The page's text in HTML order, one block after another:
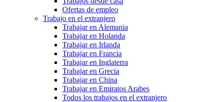
Ofertas de empleo
Trabajo en el extranjero
Trabajar en Alemania
Trabajar en Holanda
Trabajar en Irlanda
Trabajar en Francia
Trabajar en Inglaterra
Trabajar en Grecia
Trabajar en China
Trabajar en Emiratos Arabes
Todos los trabajos en el extranjero